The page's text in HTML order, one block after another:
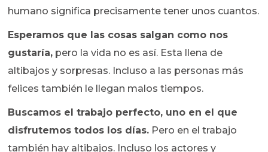
humano significa precisamente tener unos cuantos.
Esperamos que las cosas salgan como nos
gustaría, pero la vida no es así. Esta llena de
altibajos y sorpresas. Incluso a las personas más
felices también le llegan malos tiempos.
Buscamos el trabajo perfecto, uno en el que
disfrutemos todos los días. Pero en el trabajo
también hay altibajos. Incluso los actores y